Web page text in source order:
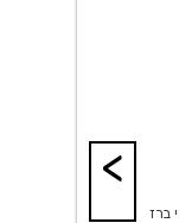
ברז
<